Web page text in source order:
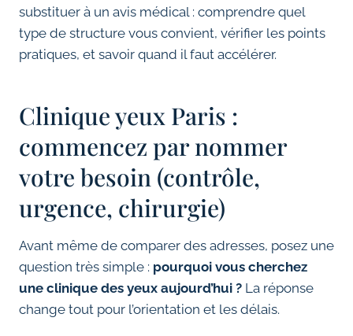
substituer à un avis médical : comprendre quel
type de structure vous convient, vérifier les points
pratiques, et savoir quand il faut accélérer.
Clinique yeux Paris :
commencez par nommer
votre besoin (contrôle,
urgence, chirurgie)
Avant même de comparer des adresses, posez une
question très simple : pourquoi vous cherchez
une clinique des yeux aujourd’hui ? La réponse
change tout pour l’orientation et les délais.